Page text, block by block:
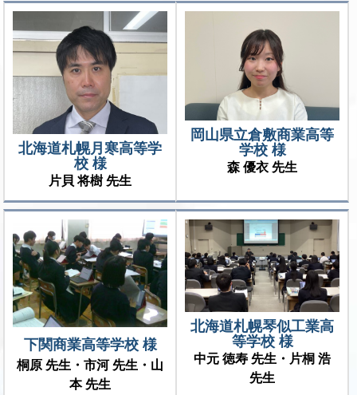
北海道札幌月寒高等学
校 様
片貝 将樹 先生
岡山県立倉敷商業高等
学校 様
森 優衣 先生
下関商業高等学校 様
桐原 先生・市河 先生・山
本 先生
北海道札幌琴似工業高
等学校 様
中元 徳寿 先生・片桐 浩
先生